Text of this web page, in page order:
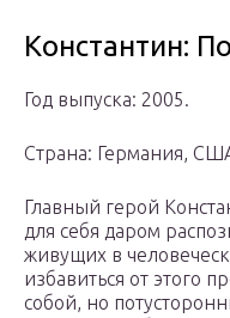
Константин:
Год выпуска: 2005.
Страна: Германия,
Главный герой
для себя даром
живущих в
избавиться от этого
собой, но